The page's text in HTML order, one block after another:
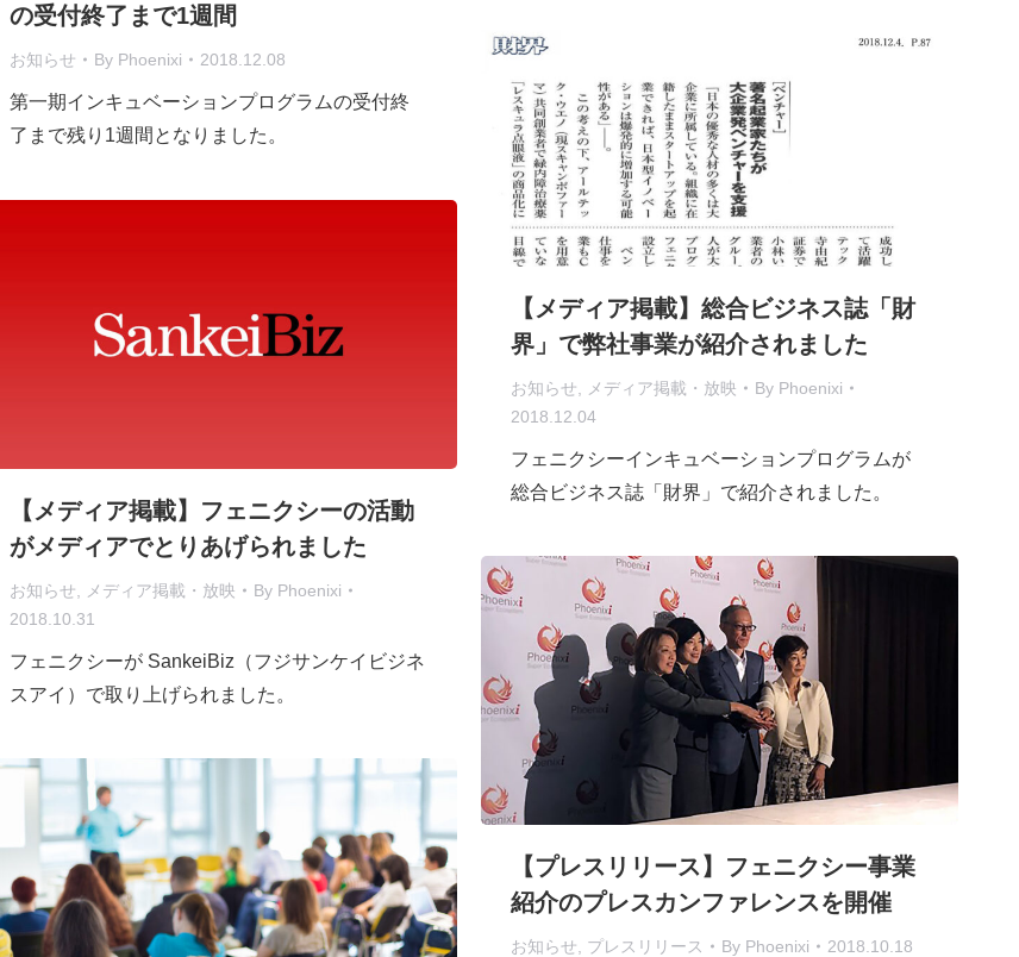
の受付終了まで1週間
お知らせ By Phoenixi 2018.12.08
第一期インキュベーションプログラムの受付終
了まで残り1週間となりました。
【メディア掲載】総合ビジネス誌「財
界」で弊社事業が紹介されました
お知らせ メディア掲載・放映 By Phoenixi
2018.12.04
フェニクシーインキュベーションプログラムが
総合ビジネス誌「財界」で紹介されました。
【メディア掲載】フェニクシーの活動
がメディアでとりあげられました
お知らせ メディア掲載・放映 By Phoenixi
2018.10.31
フェニクシーが SankeiBiz（フジサンケイビジネ
スアイ）で取り上げられました。
【プレスリリース】フェニクシー事業
紹介のプレスカンファレンスを開催
お知らせ プレスリリース By Phoenixi 2018.10.18